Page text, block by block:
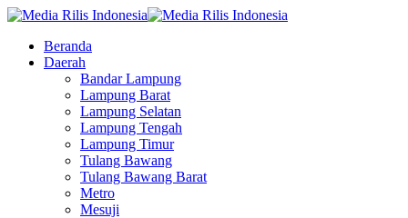
Beranda
Daerah
Bandar Lampung
Lampung Barat
Lampung Selatan
Lampung Tengah
Lampung Timur
Tulang Bawang
Tulang Bawang Barat
Metro
Mesuji